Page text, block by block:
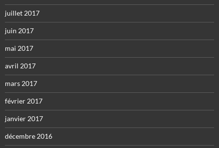
juillet 2017
juin 2017
mai 2017
avril 2017
mars 2017
février 2017
janvier 2017
décembre 2016